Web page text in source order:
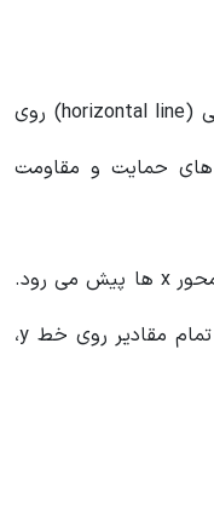
در تحلیل تکنیکال، معمولاً یک خط افقی (horizontal line) روی
های حمایت و مقاومت
در تحلیل هندسی، خط افقی موازی با محور x ها پیش می رود.
به عبارت دیگر، در یک خط کاملا افقی، تمام مقادیر روی خط y،